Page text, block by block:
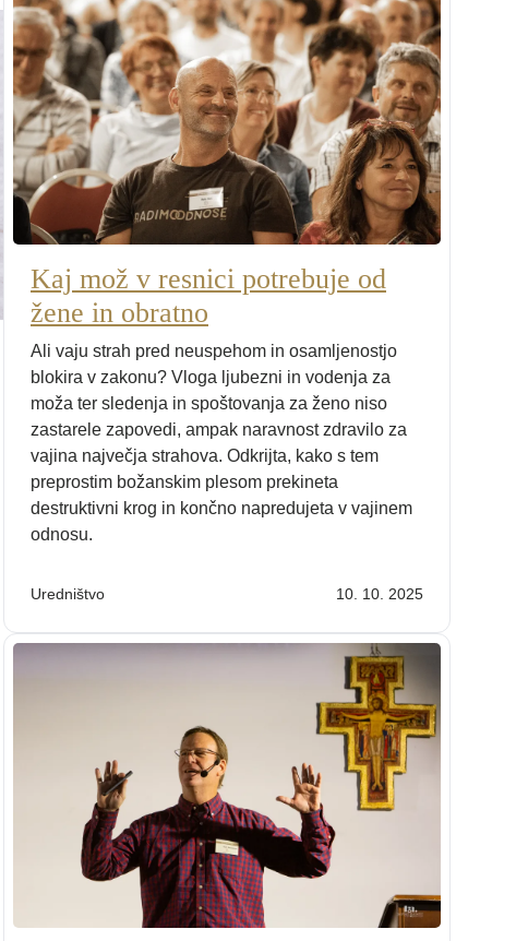
Kaj mož v resnici potrebuje od
žene in obratno
Ali vaju strah pred neuspehom in osamljenostjo
blokira v zakonu? Vloga ljubezni in vodenja za
moža ter sledenja in spoštovanja za ženo niso
zastarele zapovedi, ampak naravnost zdravilo za
vajina največja strahova. Odkrijta, kako s tem
preprostim božanskim plesom prekineta
destruktivni krog in končno napredujeta v vajinem
odnosu.
Uredništvo 10. 10. 2025